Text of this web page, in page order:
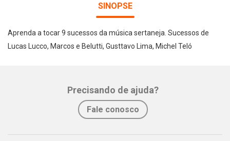
SINOPSE
Aprenda a tocar 9 sucessos da música sertaneja. Sucessos de
Lucas Lucco, Marcos e Belutti, Gusttavo Lima, Michel Teló
Precisando de ajuda?
Fale conosco
Facebook Twitter